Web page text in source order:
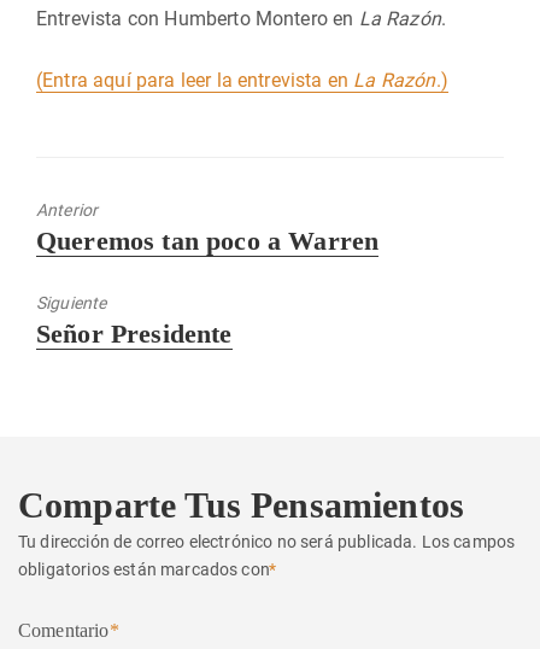
Entrevista con Humberto Montero en La Razón.
(Entra aquí para leer la entrevista en La Razón.)
Anterior
Entrada
Queremos tan poco a Warren
Siguiente
Entrada
Señor Presidente
Comparte Tus Pensamientos
Tu dirección de correo electrónico no será publicada. Los campos
obligatorios están marcados con*
Comentario*